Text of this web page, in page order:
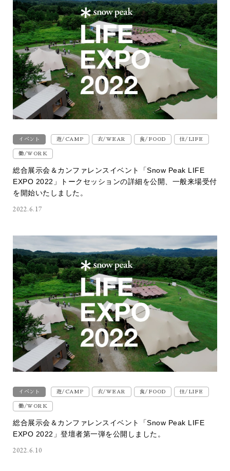
イベント 遊/CAMP 衣/WEAR 食/FOOD 住/LIFE
働/WORK
総合展示会＆カンファレンスイベント「Snow Peak LIFE
EXPO 2022」トークセッションの詳細を公開、一般来場受付
を開始いたしました。
2022.6.17
イベント 遊/CAMP 衣/WEAR 食/FOOD 住/LIFE
働/WORK
総合展示会＆カンファレンスイベント「Snow Peak LIFE
EXPO 2022」登壇者第一弾を公開しました。
2022.6.10